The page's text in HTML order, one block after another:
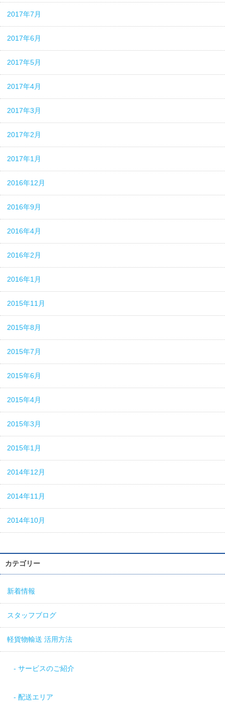
2017年7月
2017年6月
2017年5月
2017年4月
2017年3月
2017年2月
2017年1月
2016年12月
2016年9月
2016年4月
2016年2月
2016年1月
2015年11月
2015年8月
2015年7月
2015年6月
2015年4月
2015年3月
2015年1月
2014年12月
2014年11月
2014年10月
カテゴリー
新着情報
スタッフブログ
軽貨物輸送 活用方法
サービスのご紹介
配送エリア